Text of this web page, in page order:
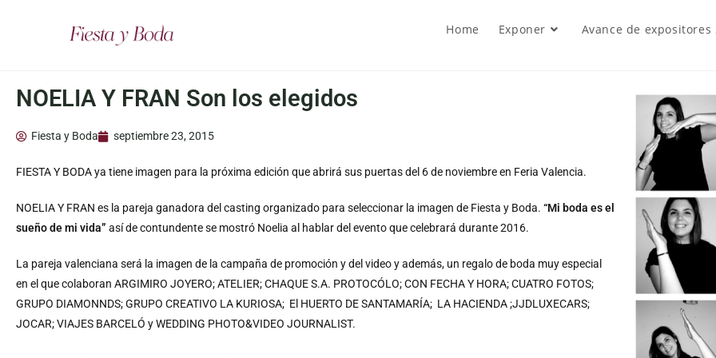
Home Exponer Avance de expositores
NOELIA Y FRAN Son los elegidos
Fiesta y Boda septiembre 23, 2015
FIESTA Y BODA ya tiene imagen para la próxima edición que abrirá sus puertas del 6 de noviembre en Feria Valencia.
NOELIA Y FRAN es la pareja ganadora del casting organizado para seleccionar la imagen de Fiesta y Boda. “Mi boda es el
sueño de mi vida” así de contundente se mostró Noelia al hablar del evento que celebrará durante 2016.
La pareja valenciana será la imagen de la campaña de promoción y del video y además, un regalo de boda muy especial
en el que colaboran ARGIMIRO JOYERO; ATELIER; CHAQUE S.A. PROTOCÓLO; CON FECHA Y HORA; CUATRO FOTOS;
GRUPO DIAMONNDS; GRUPO CREATIVO LA KURIOSA; El HUERTO DE SANTAMARÍA; LA HACIENDA ;JJDLUXECARS;
JOCAR; VIAJES BARCELÓ y WEDDING PHOTO&VIDEO JOURNALIST.